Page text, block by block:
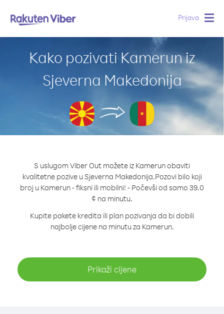
Prijava
Kako pozivati Kamerun iz
Sjeverna Makedonija
S uslugom Viber Out možete iz Kamerun obaviti
kvalitetne pozive u Sjeverna Makedonija.Pozovi bilo koji
broj u Kamerun - fiksni ili mobilni! - Počevši od samo 39.0
¢ na minutu.
Kupite pakete kredita ili plan pozivanja da bi dobili
najbolje cijene na minutu za Kamerun.
Prikaži cijene